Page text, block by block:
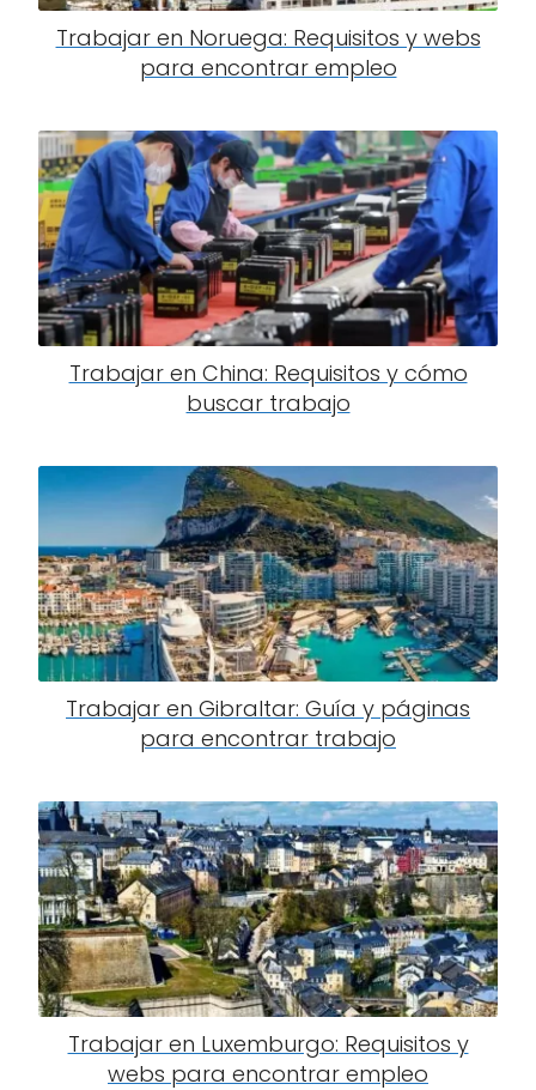
Trabajar en Noruega: Requisitos y webs
para encontrar empleo
Trabajar en China: Requisitos y cómo
buscar trabajo
Trabajar en Gibraltar: Guía y páginas
para encontrar trabajo
Trabajar en Luxemburgo: Requisitos y
webs para encontrar empleo